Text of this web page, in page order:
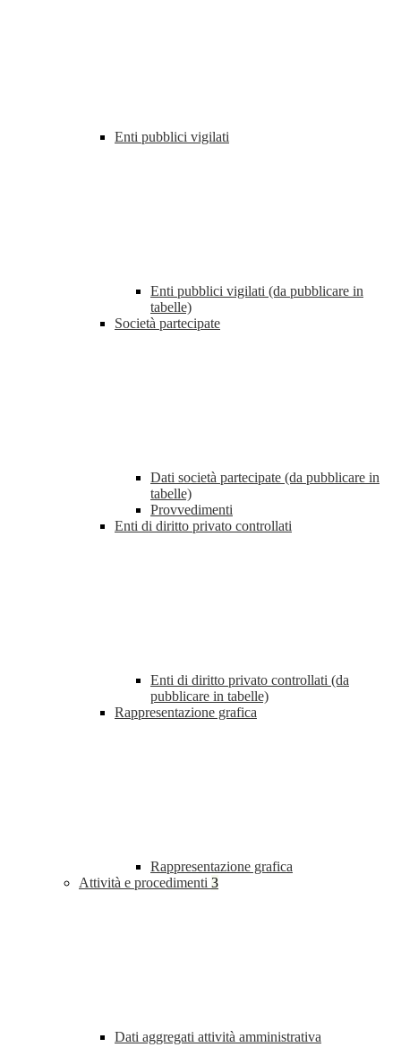
Enti pubblici vigilati
Enti pubblici vigilati (da pubblicare in
tabelle)
Società partecipate
Dati società partecipate (da pubblicare in
tabelle)
Provvedimenti
Enti di diritto privato controllati
Enti di diritto privato controllati (da
pubblicare in tabelle)
Rappresentazione grafica
Rappresentazione grafica
Attività e procedimenti 3
Dati aggregati attività amministrativa